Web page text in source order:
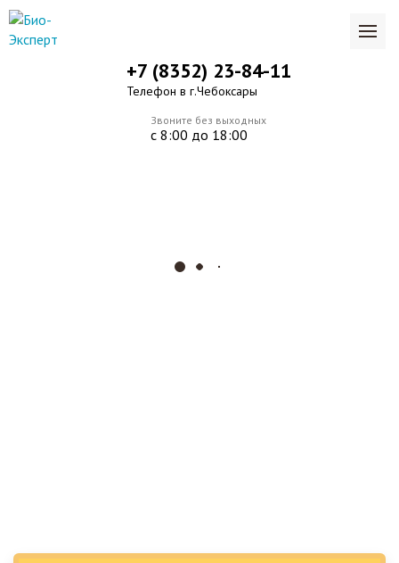
Звоните без выходных
с 8:00 до 18:00
+7 (8352) 23-84-11
Телефон в г.Чебоксары